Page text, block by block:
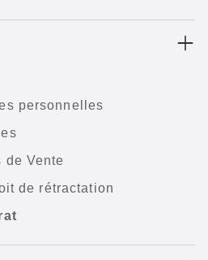
personnelles
de Vente
de rétractation